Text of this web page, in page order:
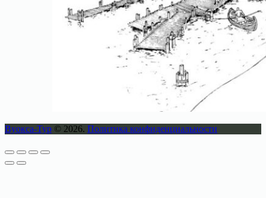
Вуокса-Тур © 2026. Политика конфиденциальности